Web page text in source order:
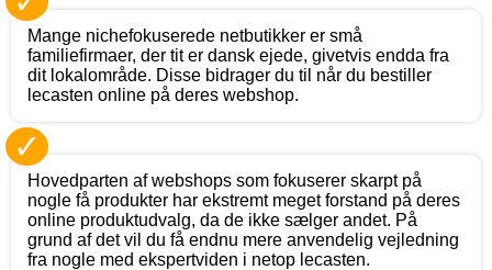
Mange nichefokuserede netbutikker er små
familiefirmaer, der tit er dansk ejede, givetvis endda fra
dit lokalområde. Disse bidrager du til når du bestiller
lecasten online på deres webshop.
✓
Hovedparten af webshops som fokuserer skarpt på
nogle få produkter har ekstremt meget forstand på deres
online produktudvalg, da de ikke sælger andet. På
grund af det vil du få endnu mere anvendelig vejledning
fra nogle med ekspertviden i netop lecasten.